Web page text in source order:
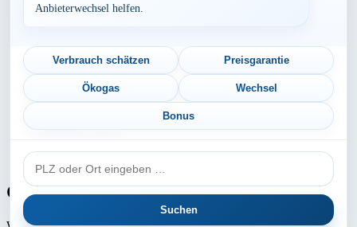
Hamburg
Mecklenburg-Vorpommern
Niedersachsen
Nordrhein-Westfalen
Rheinland-Pfalz
Saarland
Sachsen-Anhalt
Gaspreis-Explosion
Anbieterwechsel helfen.
Verbrauch schätzen Preisgarantie
Ökogas Wechsel
Bonus
PLZ
oder
Ort
Suchen